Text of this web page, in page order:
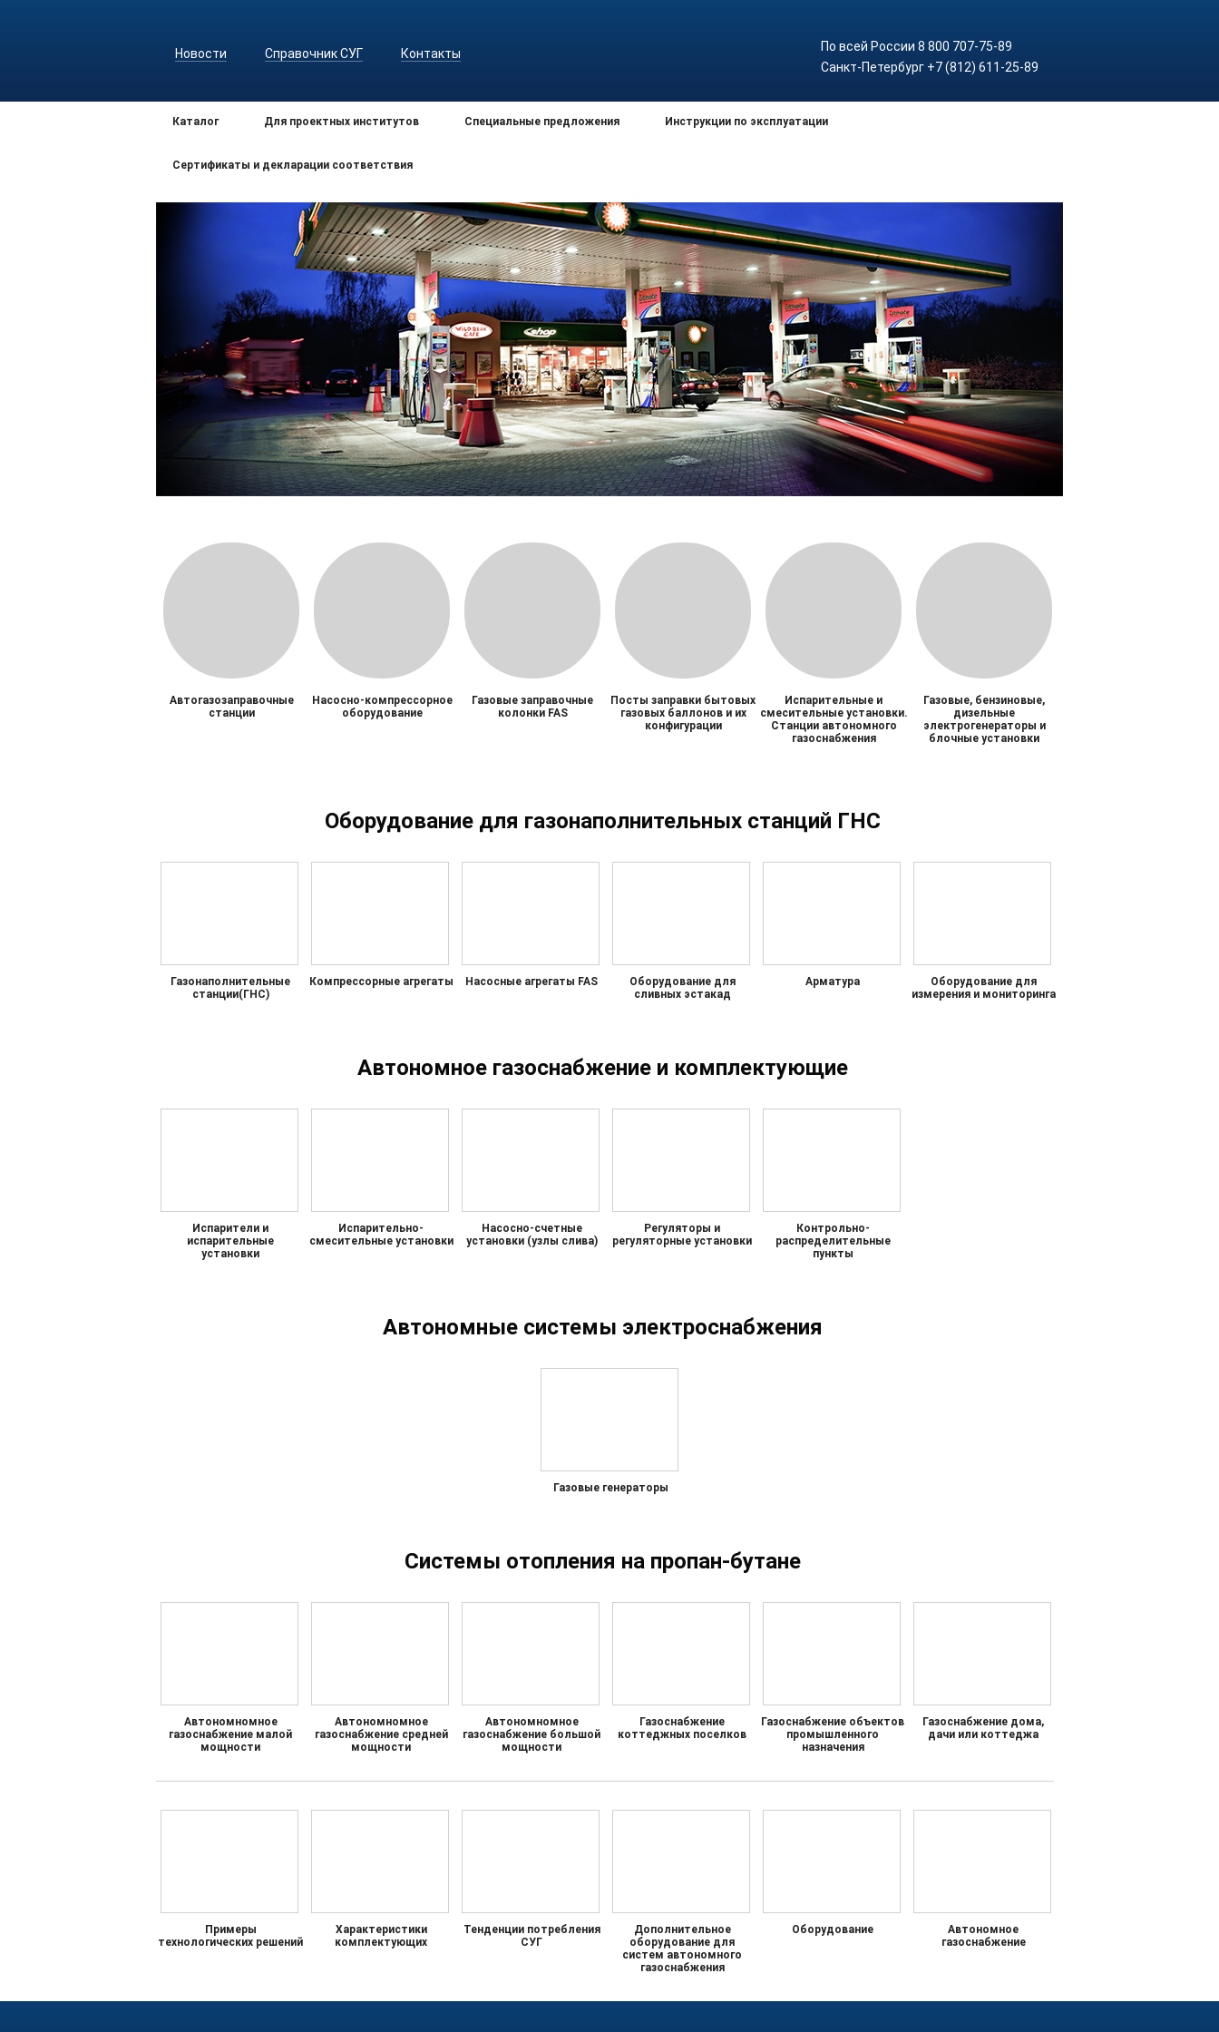
Новости Справочник СУГ Контакты
По всей России 8 800 707-75-89
Санкт-Петербург +7 (812) 611-25-89
Каталог Для проектных институтов Специальные предложения Инструкции по эксплуатации
Сертификаты и декларации соответствия
Автогазозаправочные
станции
Насосно-компрессорное
оборудование
Газовые заправочные
колонки FAS
Посты заправки бытовых
газовых баллонов и их
конфигурации
Испарительные и
смесительные установки.
Станции автономного
газоснабжения
Газовые, бензиновые,
дизельные
электрогенераторы и
блочные установки
Оборудование для газонаполнительных станций ГНС
Газонаполнительные
станции(ГНС)
Компрессорные агрегаты Насосные агрегаты FAS
Оборудование для
сливных эстакад
Арматура
Оборудование для
измерения и мониторинга
Автономное газоснабжение и комплектующие
Испарители и
испарительные
установки
Испарительно-
смесительные установки
Насосно-счетные
установки (узлы слива)
Регуляторы и
регуляторные установки
Контрольно-
распределительные
пункты
Автономные системы электроснабжения
Газовые генераторы
Системы отопления на пропан-бутане
Автономномное
газоснабжение малой
мощности
Автономномное
газоснабжение средней
мощности
Автономномное
газоснабжение большой
мощности
Газоснабжение
коттеджных поселков
Газоснабжение объектов
промышленного
назначения
Газоснабжение дома,
дачи или коттеджа
Примеры
технологических решений
Характеристики
комплектующих
Тенденции потребления
СУГ
Дополнительное
оборудование для
систем автономного
газоснабжения
Оборудование
Автономное
газоснабжение